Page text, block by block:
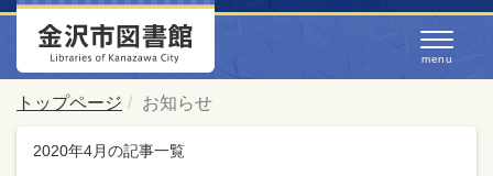
トップページ お知らせ
2020年4月の記事一覧